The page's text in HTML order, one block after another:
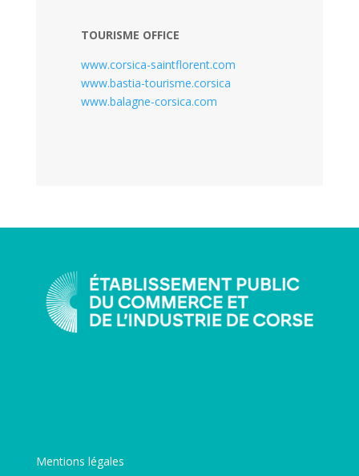
TOURISME OFFICE
www.corsica-saintflorent.com
www.bastia-tourisme.corsica
www.balagne-corsica.com
Mentions légales